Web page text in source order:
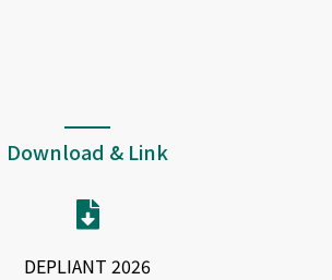
Download & Link
DEPLIANT 2026